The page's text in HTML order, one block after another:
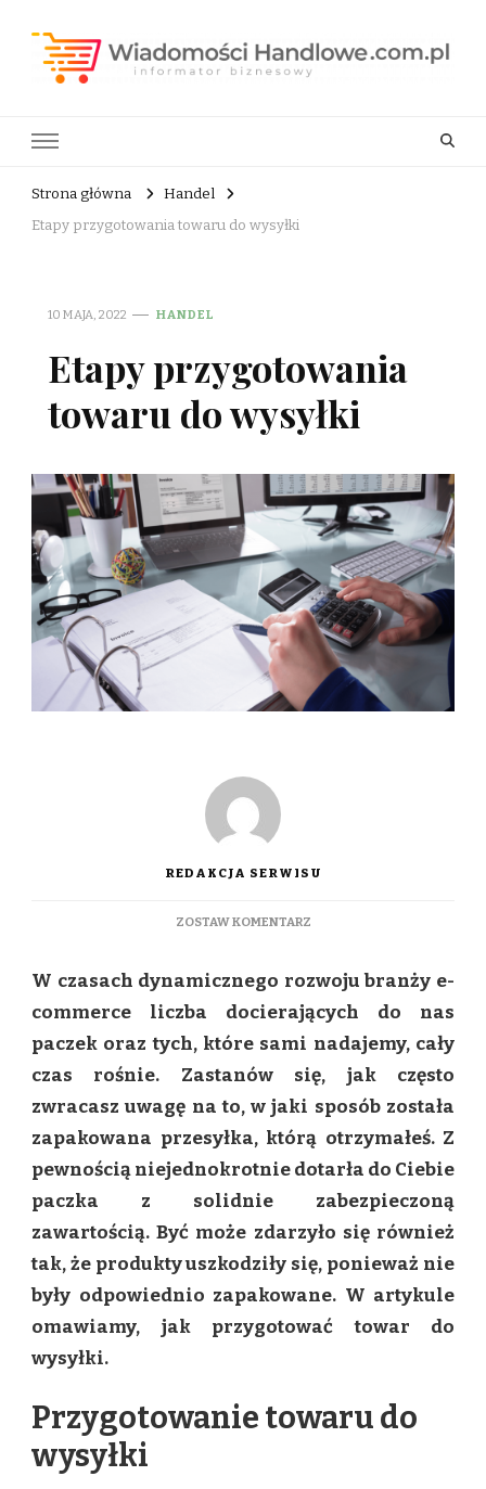
Strona główna
Handel
Etapy przygotowania towaru do wysyłki
10 MAJA, 2022 HANDEL
Etapy przygotowania
towaru do wysyłki
REDAKCJA SERWISU
ZOSTAW KOMENTARZDO
TOWARU
WYSYŁKI
W czasach dynamicznego rozwoju branży e-
commerce liczba docierających do nas
paczek oraz tych, które sami nadajemy, cały
czas rośnie. Zastanów się, jak często
zwracasz uwagę na to, w jaki sposób została
zapakowana przesyłka, którą otrzymałeś. Z
pewnością niejednokrotnie dotarła do Ciebie
paczka z solidnie zabezpieczoną
zawartością. Być może zdarzyło się również
tak, że produkty uszkodziły się, ponieważ nie
były odpowiednio zapakowane. W artykule
omawiamy, jak przygotować towar do
wysyłki.
Przygotowanie towaru do
wysyłki